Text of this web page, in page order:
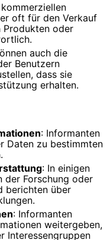
kommerziellen
oft für den Verkauf
Produkten oder
auch die
Benutzern
dass sie
erhalten.
: Informanten
Daten zu bestimmten
: In einigen
der Forschung oder
berichten über
: Informanten
weitergeben,
Interessengruppen